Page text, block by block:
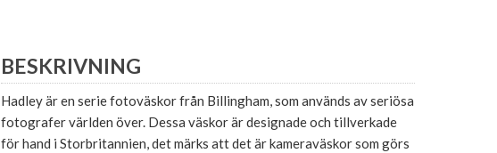
BESKRIVNING
Hadley är en serie fotoväskor från Billingham, som används av seriösa
fotografer världen över. Dessa väskor är designade och tillverkade
för hand i Storbritannien, det märks att det är kameraväskor som görs